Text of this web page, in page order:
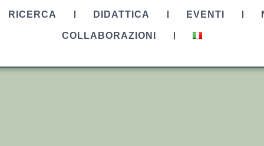
RICERCA DIDATTICA EVENTI
COLLABORAZIONI